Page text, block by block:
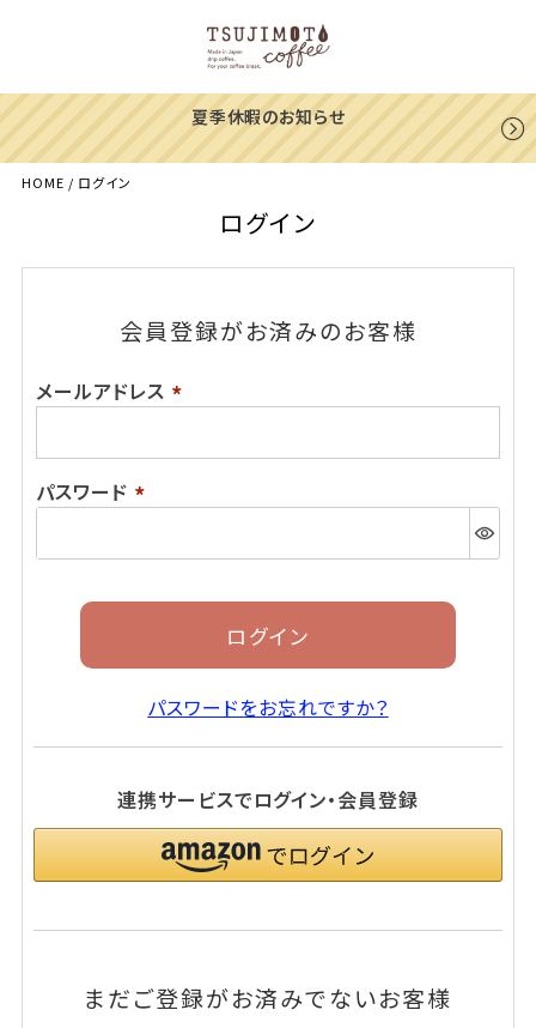
夏季休暇のお知らせ
HOME ログイン
ログイン
会員登録がお済みのお客様
メールアドレス
須)
パスワード
須)
ログイン
パスワードをお忘れですか？
連携サービスでログイン・会員登録
まだご登録がお済みでないお客様